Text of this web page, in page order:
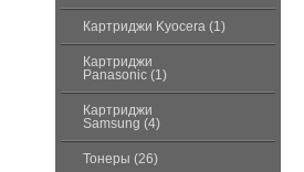
Картриджи Kyocera (1)
Картриджи
Panasonic (1)
Картриджи
Samsung (4)
Тонеры (26)